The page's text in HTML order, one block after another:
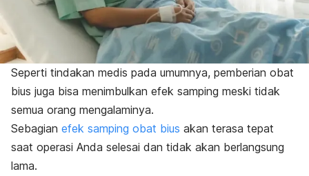
Seperti tindakan medis pada umumnya, pemberian obat
bius juga bisa menimbulkan efek samping meski tidak
semua orang mengalaminya.
Sebagian efek samping obat bius akan terasa tepat
saat operasi Anda selesai dan tidak akan berlangsung
lama.